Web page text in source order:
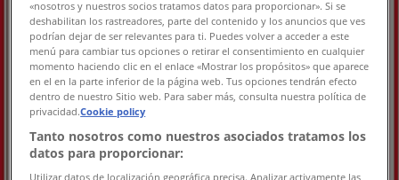
19 Ağustos Çarşamba.
Yarın son günTarsus
Yeni
Tahtakale Spot
«nosotros y nuestros socios tratamos datos para proporcionar». Si se
deshabilitan los rastreadores, parte del contenido y los anuncios que ves
podrían dejar de ser relevantes para ti. Puedes volver a acceder a este
menú para cambiar tus opciones o retirar el consentimiento en cualquier
momento haciendo clic en el enlace «Mostrar los propósitos» que aparece
en el en la parte inferior de la página web. Tus opciones tendrán efecto
dentro de nuestro Sitio web. Para saber más, consulta nuestra política de
privacidad.Cookie policy
Tanto nosotros como nuestros asociados tratamos los
datos para proporcionar:
Utilizar datos de localización geográfica precisa. Analizar activamente las